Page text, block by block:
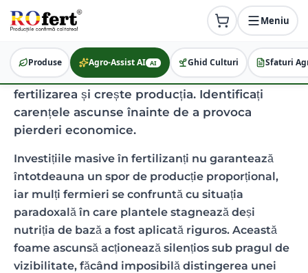
Analiză Țesut Vegetal: Ghid
pentru Nutriție Eficientă
Aflați cum o analiză țesut vegetal optimizează
fertilizarea și crește producția. Identificați
carențele ascunse înainte de a provoca
pierderi economice.
Investițiile masive în fertilizanți nu garantează
întotdeauna un spor de producție proporțional,
iar mulți fermieri se confruntă cu situația
paradoxală în care plantele stagnează deși
nutriția de bază a fost aplicată riguros. Această
foame ascunsă acționează silențios sub pragul de
vizibilitate, făcând imposibilă distingerea unei
Meniu
Produse Agro-Assist AI AI Ghid Culturi Sfaturi